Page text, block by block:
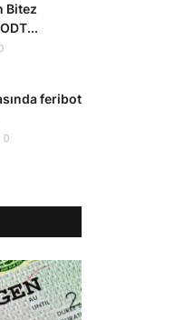
Bitez
feribot
0